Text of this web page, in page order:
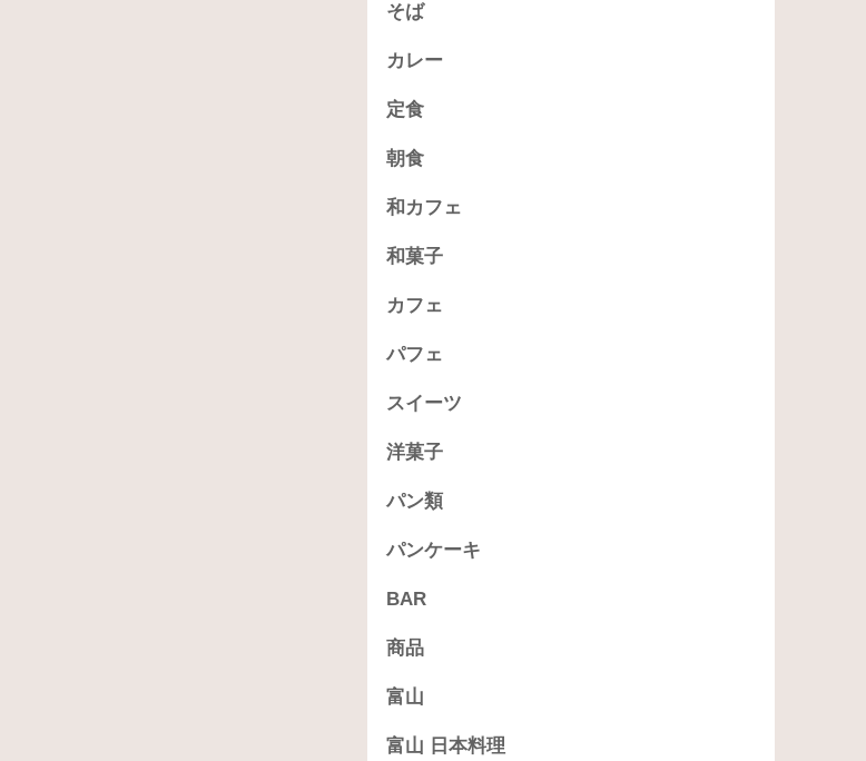
そば
カレー
定食
朝食
和カフェ
和菓子
カフェ
パフェ
スイーツ
洋菓子
パン類
パンケーキ
BAR
商品
富山
富山 日本料理